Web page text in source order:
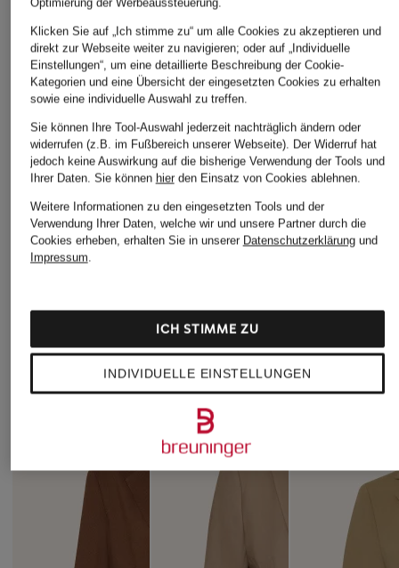
LAUREN RALPH
LAUREN
Blazer ANFISA
CHF 329
Ursprünglich:CHF 429
Max Mara STUDIO
Blazer PENTOLA
CHF 419
Ursprünglich: CHF 485
LAUREN
Pullover
CHF 179
ÄHNLICHE ARTIKEL ENTDECKEN
Klicken Sie auf „Ich stimme zu“ um alle Cookies zu akzeptieren und
direkt zur Webseite weiter zu navigieren; oder auf „Individuelle
Einstellungen“, um eine detaillierte Beschreibung der Cookie-
Kategorien und eine Übersicht der eingesetzten Cookies zu erhalten
sowie eine individuelle Auswahl zu treffen.
Sie können Ihre Tool-Auswahl jederzeit nachträglich ändern oder
widerrufen (z.B. im Fußbereich unserer Webseite). Der Widerruf hat
jedoch keine Auswirkung auf die bisherige Verwendung der Tools und
Ihrer Daten. Sie können hierden Einsatz von Cookies ablehnen.
Weitere Informationen zu den eingesetzten Tools und der
Verwendung Ihrer Daten, welche wir und unsere Partner durch die
Cookies erheben, erhalten Sie in unserer Datenschutzerklärungund
Impressum.
INDIVIDUELLE EINSTELLUNGEN
ICH STIMME ZU